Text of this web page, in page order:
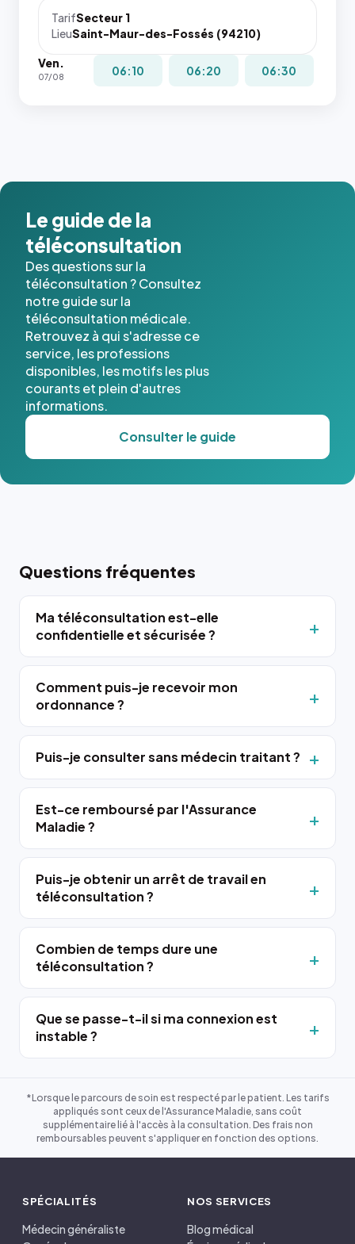
TarifSecteur 1
LieuSaint-Maur-des-Fossés (94210)
Ven.
07/08 06:10 06:20 06:30
Le guide de la
téléconsultation
Des questions sur la
téléconsultation ? Consultez
notre guide sur la
téléconsultation médicale.
Retrouvez à qui s'adresse ce
service, les professions
disponibles, les motifs les plus
courants et plein d'autres
informations.
Consulter le guide
Questions fréquentes
Ma téléconsultation est-elle
confidentielle et sécurisée ?
Comment puis-je recevoir mon
ordonnance ?
Puis-je consulter sans médecin traitant ?
Est-ce remboursé par l'Assurance
Maladie ?
Puis-je obtenir un arrêt de travail en
téléconsultation ?
Combien de temps dure une
téléconsultation ?
Que se passe-t-il si ma connexion est
instable ?
*Lorsque le parcours de soin est respecté par le patient. Les tarifs
appliqués sont ceux de l'Assurance Maladie, sans coût
supplémentaire lié à l'accès à la consultation. Des frais non
remboursables peuvent s'appliquer en fonction des options.
SPÉCIALITÉS
Médecin généraliste
NOS SERVICES
Blog médical